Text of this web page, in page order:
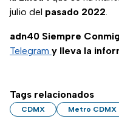
julio del pasado 2022.
adn40 Siempre
Telegram y lleva la
Tags relacionados
CDMX Metro CDMX